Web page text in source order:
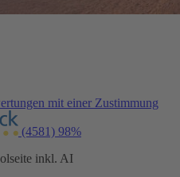
mit einer Zustimmung
(4581) 98%
inkl. AI